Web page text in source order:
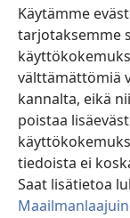
Käytämme
tarjotaksemme
välttämättömiä
kannalta, eikä
poistaa
tiedoista ei
Saat lisätietoa
(avaa
uuden
ikkunan)Vartiotornin
(avaa
uuden
ikkunan)JW Hub ®
(avaa
uuden
ikkunan)
®
Watchtower